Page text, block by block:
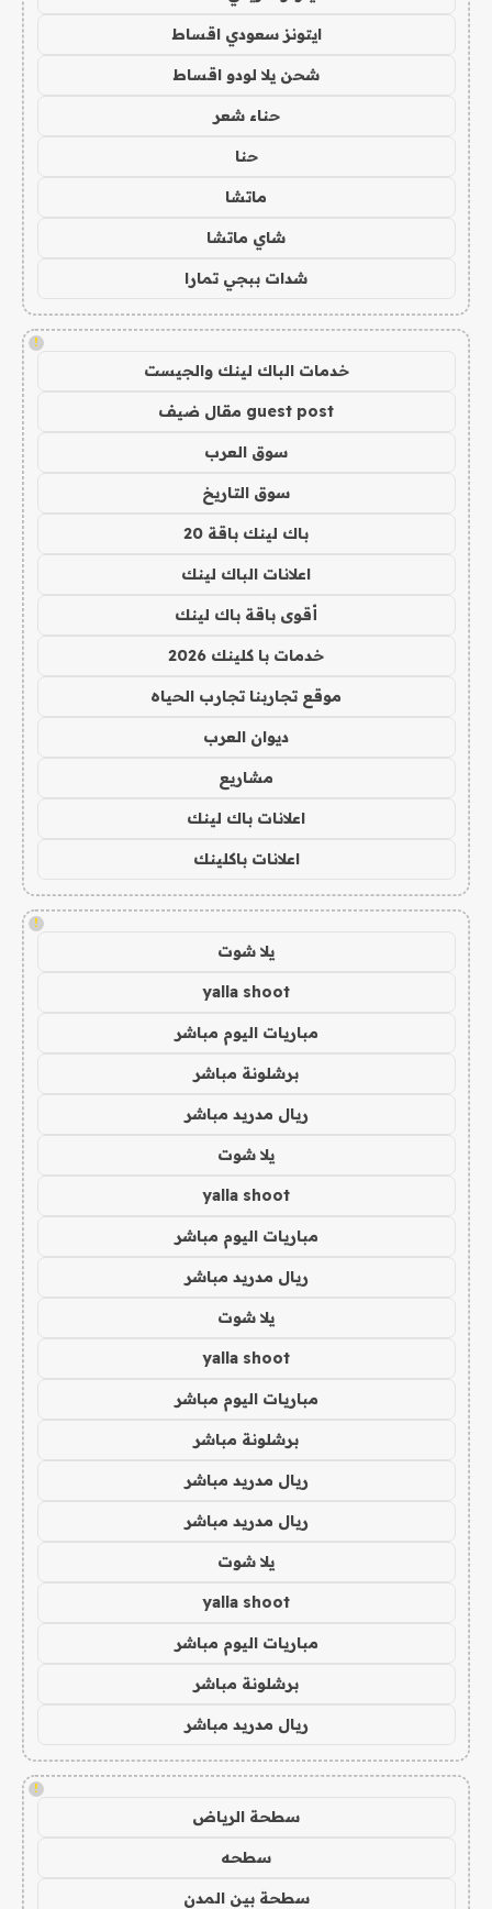
ايتونز سعودي اقساط
شحن يلا لودو اقساط
حناء شعر
حنا
ماتشا
شاي ماتشا
شدات ببجي تمارا
!
خدمات الباك لينك والجيست
guest post مقال ضيف
سوق العرب
سوق التاريخ
باك لينك باقة 20
اعلانات الباك لينك
أقوى باقة باك لينك
خدمات با كلينك 2026
موقع تجاربنا تجارب الحياه
ديوان العرب
مشاريع
اعلانات باك لينك
اعلانات باكلينك
!
يلا شوت
yalla shoot
مباريات اليوم مباشر
برشلونة مباشر
ريال مدريد مباشر
يلا شوت
yalla shoot
مباريات اليوم مباشر
ريال مدريد مباشر
يلا شوت
yalla shoot
مباريات اليوم مباشر
برشلونة مباشر
ريال مدريد مباشر
ريال مدريد مباشر
يلا شوت
yalla shoot
مباريات اليوم مباشر
برشلونة مباشر
ريال مدريد مباشر
!
سطحة الرياض
سطحه
سطحة بين المدن